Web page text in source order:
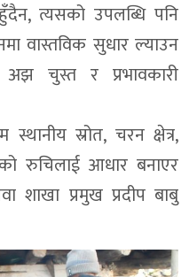
त्यसको उपलब्धि पनि
वास्तविक सुधार ल्याउन
चुस्त र प्रभावकारी
स्रोत, चरन क्षेत्र,
रुचिलाई आधार बनाएर
शाखा प्रमुख प्रदीप बाबु